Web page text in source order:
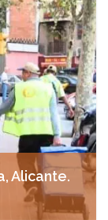
Alicante.